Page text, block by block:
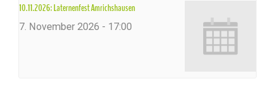
10.11.2026: Laternenfest Amrichshausen
7. November 2026 - 17:00